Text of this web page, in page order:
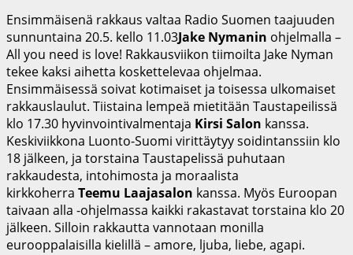
Ensimmäisenä rakkaus valtaa Radio Suomen taajuuden
sunnuntaina 20.5. kello 11.03Jake Nymanin ohjelmalla –
All you need is love! Rakkausviikon tiimoilta Jake Nyman
tekee kaksi aihetta koskettelevaa ohjelmaa.
Ensimmäisessä soivat kotimaiset ja toisessa ulkomaiset
rakkauslaulut. Tiistaina lempeä mietitään Taustapeilissä
klo 17.30 hyvinvointivalmentaja Kirsi Salon kanssa.
Keskiviikkona Luonto-Suomi virittäytyy soidintanssiin klo
18 jälkeen, ja torstaina Taustapelissä puhutaan
rakkaudesta, intohimosta ja moraalista
kirkkoherra Teemu Laajasalon kanssa. Myös Euroopan
taivaan alla -ohjelmassa kaikki rakastavat torstaina klo 20
jälkeen. Silloin rakkautta vannotaan monilla
eurooppalaisilla kielillä – amore, ljuba, liebe, agapi.